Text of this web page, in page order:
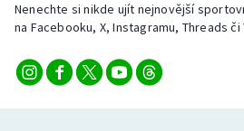
Volejbal
Ostatní
Nenechte si nikde ujít nejnovější
na Facebooku, X, Instagramu, Threads